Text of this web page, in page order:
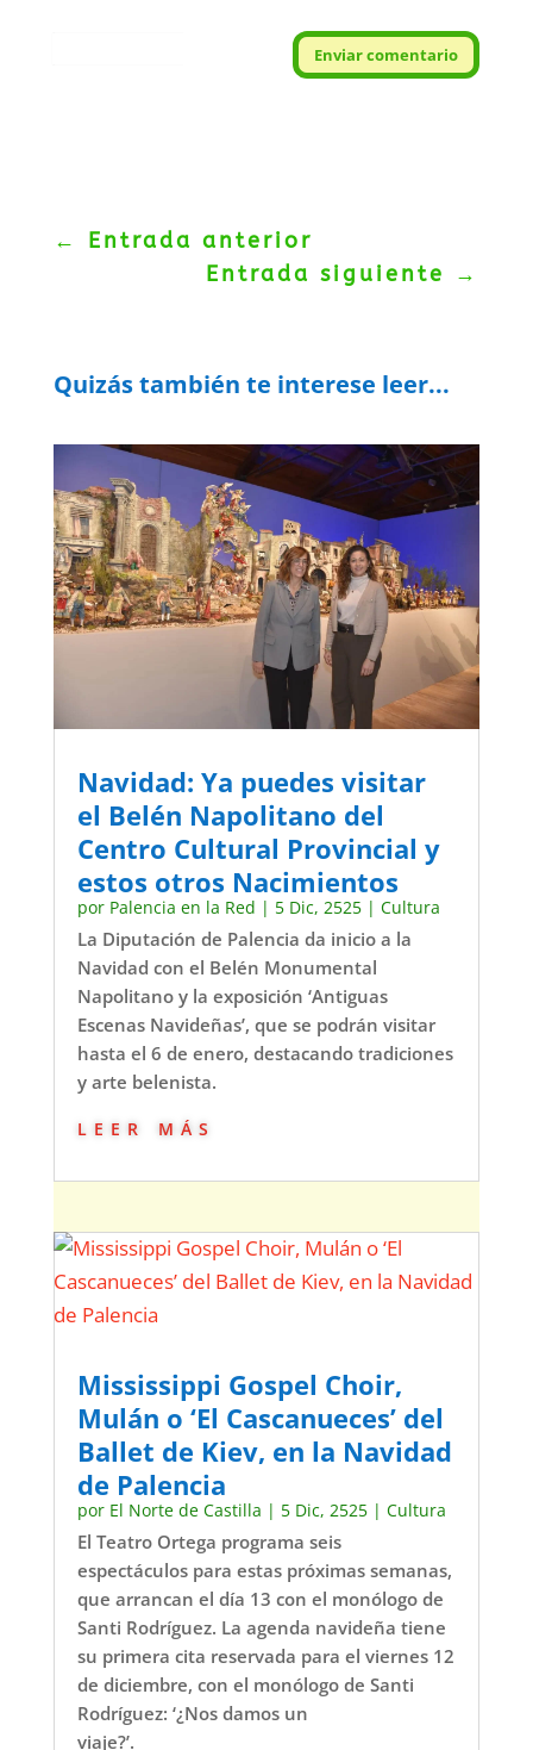
Enviar comentario
← Entrada anterior
Entrada siguiente
→
Quizás también te interese leer...
Navidad: Ya puedes visitar
el Belén Napolitano del
Centro Cultural Provincial y
estos otros Nacimientos
por Palencia en la Red | 5 Dic, 2525| Cultura
La Diputación de Palencia da inicio a la
Navidad con el Belén Monumental
Napolitano y la exposición ‘Antiguas
Escenas Navideñas’, que se podrán visitar
hasta el 6 de enero, destacando tradiciones
y arte belenista.
leer más
Mississippi Gospel Choir,
Mulán o ‘El Cascanueces’ del
Ballet de Kiev, en la Navidad
de Palencia
por El Norte de Castilla | 5 Dic, 2525| Cultura
El Teatro Ortega programa seis
espectáculos para estas próximas semanas,
que arrancan el día 13 con el monólogo de
Santi Rodríguez. La agenda navideña tiene
su primera cita reservada para el viernes 12
de diciembre, con el monólogo de Santi
Rodríguez: ‘¿Nos damos un
viaje?’.